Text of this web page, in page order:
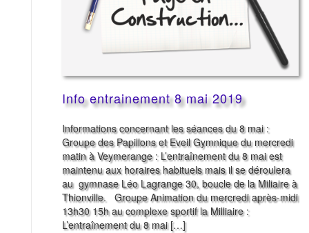
Info entrainement 8 mai 2019
Informations concernant les séances du 8 mai :
Groupe des Papillons et Eveil Gymnique du mercredi
matin à Veymerange : L’entraînement du 8 mai est
maintenu aux horaires habituels mais il se déroulera
au gymnase Léo Lagrange 30, boucle de la Miliaire à
Thionville. Groupe Animation du mercredi après-midi
13h30 15h au complexe sportif la Milliaire :
L’entraînement du 8 mai […]